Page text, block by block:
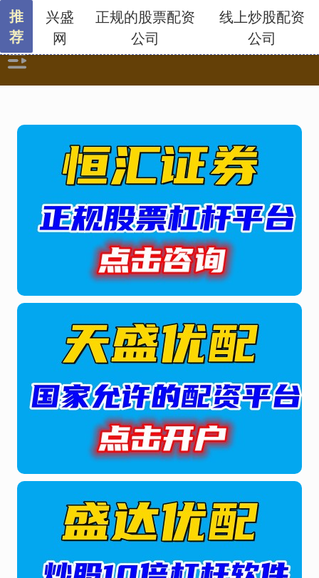
推
荐
兴盛
网
正规的股票配资
公司
线上炒股配资
公司